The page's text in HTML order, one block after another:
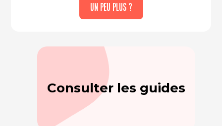
UN PEU PLUS ?
Consulter les guides